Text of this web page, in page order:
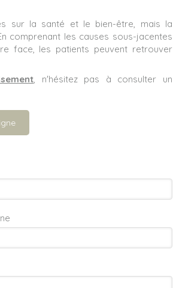
sur la santé et le bien-être, mais la
comprenant les causes sous-jacentes
face, les patients peuvent retrouver
, n'hésitez pas à consulter un